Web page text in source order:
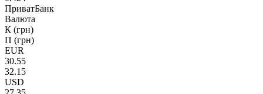
ПриватБанк
Валюта
К (грн)
П (грн)
EUR
30.55
32.15
USD